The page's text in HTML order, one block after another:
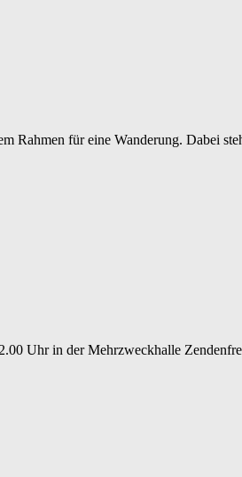
für eine Wanderung. Dabei
Uhr in der Mehrzweckhalle